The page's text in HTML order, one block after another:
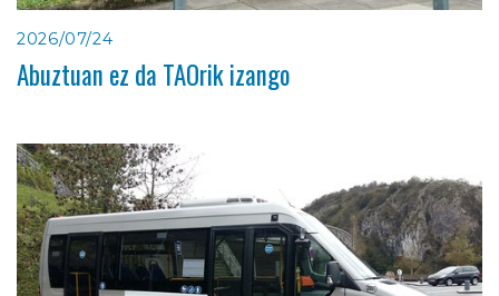
2026/07/24
Abuztuan ez da TAOrik izango